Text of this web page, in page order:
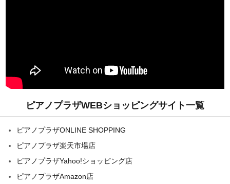
ピアノプラザWEBショッピングサイト一覧
ピアノプラザONLINE SHOPPING
ピアノプラザ楽天市場店
ピアノプラザYahoo!ショッピング店
ピアノプラザAmazon店